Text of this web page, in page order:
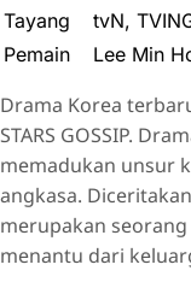
Tayang
tvN,
Pemain
Lee Min
Drama Korea
STARS GOSSIP.
memadukan unsur
angkasa.
merupakan
menantu dari